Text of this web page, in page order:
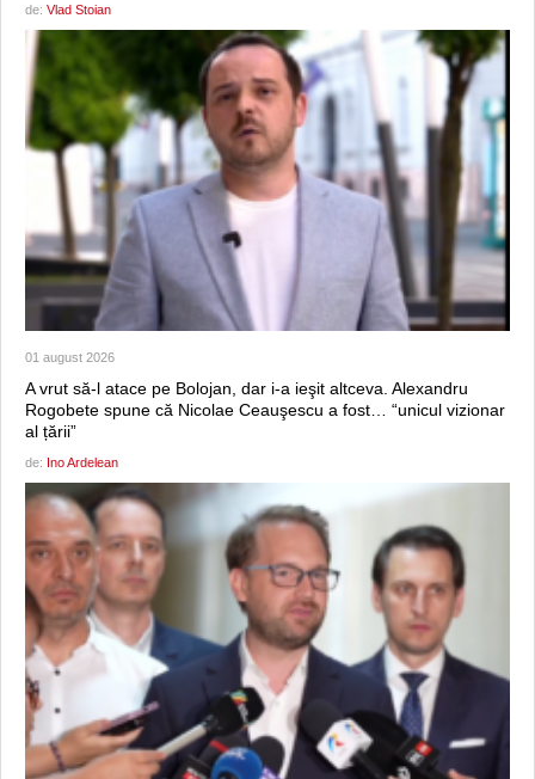
de: Vlad Stoian
01 august 2026
A vrut să-l atace pe Bolojan, dar i-a ieşit altceva. Alexandru
Rogobete spune că Nicolae Ceauşescu a fost… “unicul vizionar
al țării”
de: Ino Ardelean